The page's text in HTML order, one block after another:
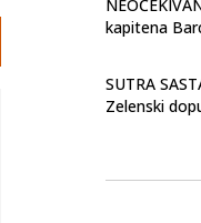
kapitena
SUTRA
Zelenski